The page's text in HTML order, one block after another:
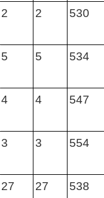
2 2 530
5 5 534
4 4 547
3 3 554
27 27 538